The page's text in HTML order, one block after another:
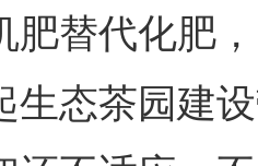
替代化肥，
态茶园建